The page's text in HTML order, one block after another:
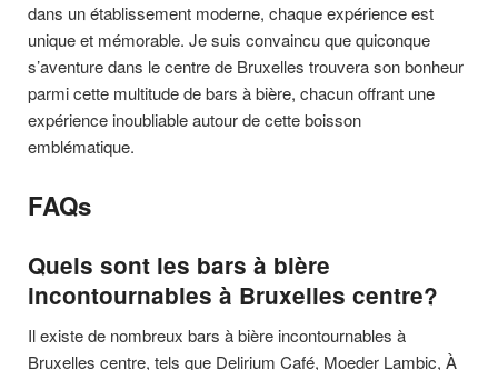
dans un établissement moderne, chaque expérience est
unique et mémorable. Je suis convaincu que quiconque
s’aventure dans le centre de Bruxelles trouvera son bonheur
parmi cette multitude de bars à bière, chacun offrant une
expérience inoubliable autour de cette boisson
emblématique.
FAQs
Quels sont les bars à bière
incontournables à Bruxelles centre?
Il existe de nombreux bars à bière incontournables à
Bruxelles centre, tels que Delirium Café, Moeder Lambic, À